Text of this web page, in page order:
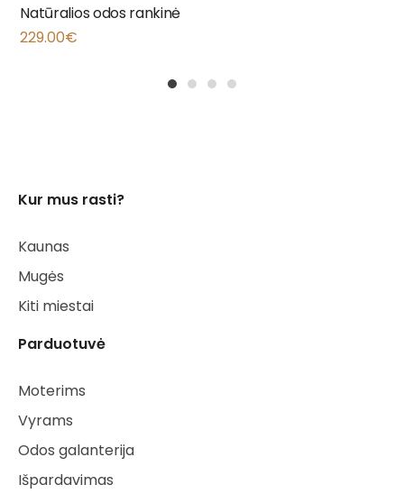
Natūralios odos rankinė
229.00€
Kur mus rasti?
Kaunas
Mugės
Kiti miestai
Parduotuvė
Moterims
Vyrams
Odos galanterija
Išpardavimas